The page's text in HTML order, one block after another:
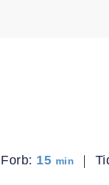
Forb: 15minutter
min